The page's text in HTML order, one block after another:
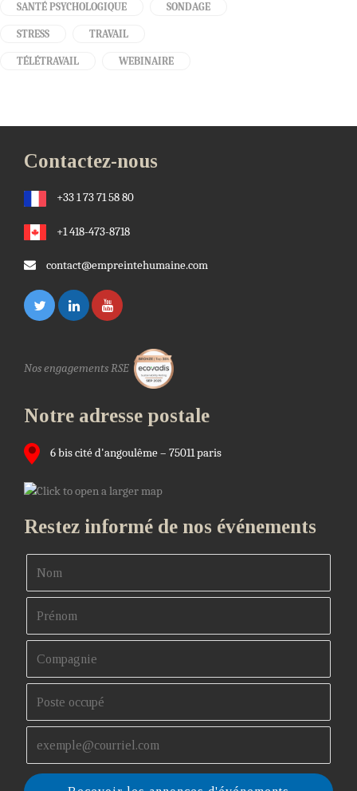
SANTÉ PSYCHOLOGIQUE SONDAGE
STRESS TRAVAIL
TÉLÉTRAVAIL WEBINAIRE
Contactez-nous
+33 1 73 71 58 80
+1 418-473-8718
contact@empreintehumaine.com
Nos engagements RSE
Notre adresse postale
6 bis cité d'angoulême – 75011 paris
Restez informé de nos événements